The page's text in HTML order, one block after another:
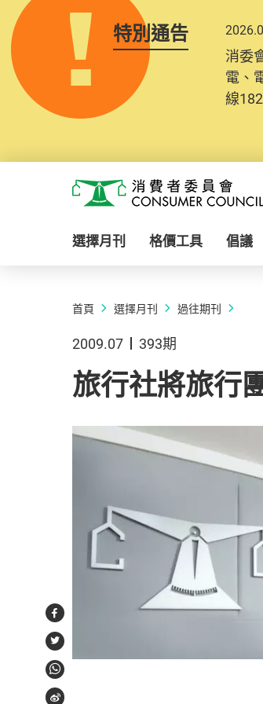
特別通告
消委
電、
線
消費者委員會
選擇月刊 格價工具 倡議
首頁 選擇月刊 過往期刊
2009.07 393期
旅行社將旅行
Facebook
Twitter
WhatsApp